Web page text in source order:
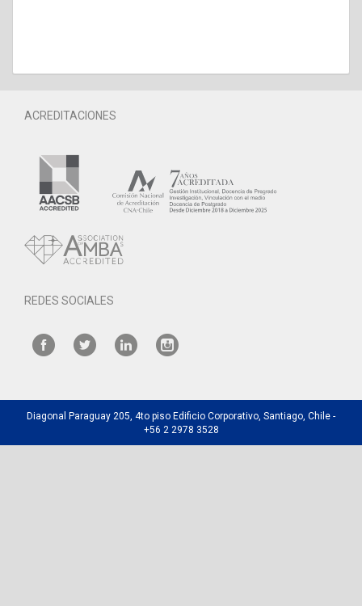
ACREDITACIONES
REDES SOCIALES
Diagonal Paraguay 205, 4to piso Edificio Corporativo, Santiago, Chile -
+56 2 2978 3528